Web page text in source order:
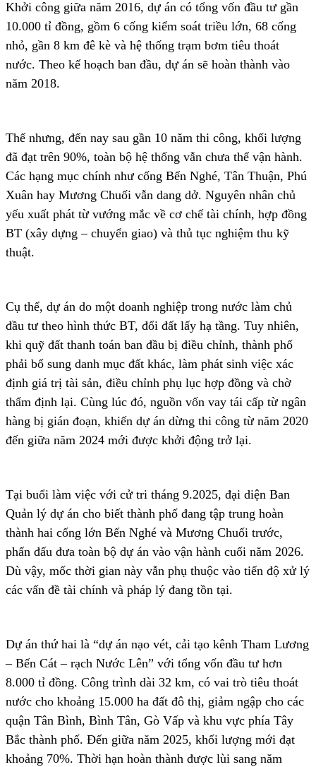
Khởi công giữa năm 2016, dự án có tổng vốn đầu tư gần
10.000 tỉ đồng, gồm 6 cống kiểm soát triều lớn, 68 cống
nhỏ, gần 8 km đê kè và hệ thống trạm bơm tiêu thoát
nước. Theo kế hoạch ban đầu, dự án sẽ hoàn thành vào
năm 2018.
Thế nhưng, đến nay sau gần 10 năm thi công, khối lượng
đã đạt trên 90%, toàn bộ hệ thống vẫn chưa thể vận hành.
Các hạng mục chính như cống Bến Nghé, Tân Thuận, Phú
Xuân hay Mương Chuối vẫn dang dở. Nguyên nhân chủ
yếu xuất phát từ vướng mắc về cơ chế tài chính, hợp đồng
BT (xây dựng – chuyển giao) và thủ tục nghiệm thu kỹ
thuật.
Cụ thể, dự án do một doanh nghiệp trong nước làm chủ
đầu tư theo hình thức BT, đổi đất lấy hạ tầng. Tuy nhiên,
khi quỹ đất thanh toán ban đầu bị điều chỉnh, thành phố
phải bổ sung danh mục đất khác, làm phát sinh việc xác
định giá trị tài sản, điều chỉnh phụ lục hợp đồng và chờ
thẩm định lại. Cùng lúc đó, nguồn vốn vay tái cấp từ ngân
hàng bị gián đoạn, khiến dự án dừng thi công từ năm 2020
đến giữa năm 2024 mới được khởi động trở lại.
Tại buổi làm việc với cử tri tháng 9.2025, đại diện Ban
Quản lý dự án cho biết thành phố đang tập trung hoàn
thành hai cống lớn Bến Nghé và Mương Chuối trước,
phấn đấu đưa toàn bộ dự án vào vận hành cuối năm 2026.
Dù vậy, mốc thời gian này vẫn phụ thuộc vào tiến độ xử lý
các vấn đề tài chính và pháp lý đang tồn tại.
Dự án thứ hai là “dự án nạo vét, cải tạo kênh Tham Lương
– Bến Cát – rạch Nước Lên” với tổng vốn đầu tư hơn
8.000 tỉ đồng. Công trình dài 32 km, có vai trò tiêu thoát
nước cho khoảng 15.000 ha đất đô thị, giảm ngập cho các
quận Tân Bình, Bình Tân, Gò Vấp và khu vực phía Tây
Bắc thành phố. Đến giữa năm 2025, khối lượng mới đạt
khoảng 70%. Thời hạn hoàn thành được lùi sang năm